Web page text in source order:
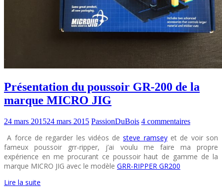
Présentation du poussoir GR-200 de la
marque MICRO JIG
24 mars 201524 mars 2015 PassionDuBois 4 commentaires
A force de regarder les vidéos desteve ramseyet de voir son
fameux poussoir grr-ripper, j’ai voulu me faire ma propre
expérience en me procurant ce poussoir haut de gamme de la
marque MICRO JIG avec le modèle GRR-RIPPER GR200
Lire la suite